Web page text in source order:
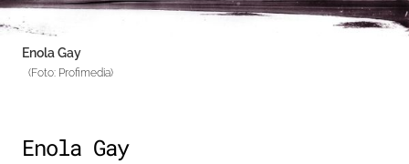
Enola Gay
(Foto: Profimedia)
Enola Gay